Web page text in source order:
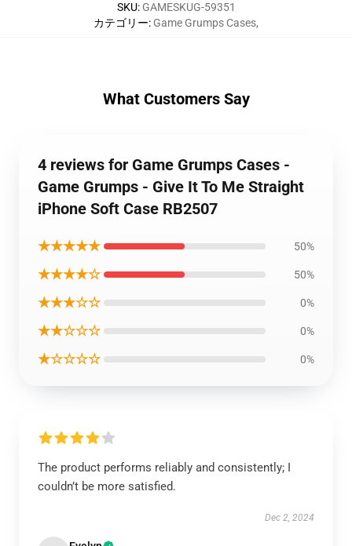
SKU: GAMESKUG-59351
カテゴリー: Game Grumps Cases,
What Customers Say
4 reviews for Game Grumps Cases -
Game Grumps - Give It To Me Straight
iPhone Soft Case RB2507
★★★★★ 50%
★★★★☆ 50%
★★★☆☆ 0%
★★☆☆☆ 0%
★☆☆☆☆ 0%
The product performs reliably and consistently; I
couldn’t be more satisfied.
Dec 2, 2024